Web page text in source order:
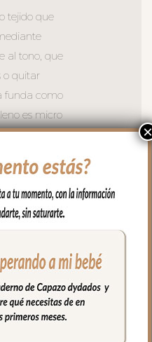
tejido que
al tono, que
o quitar
funda como
es micro
del bebé
del capazo,
capazo y
para
En tejido
en y
×